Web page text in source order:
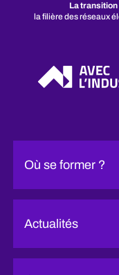
La transition
la filière des réseaux
Où se former ?
Actualités